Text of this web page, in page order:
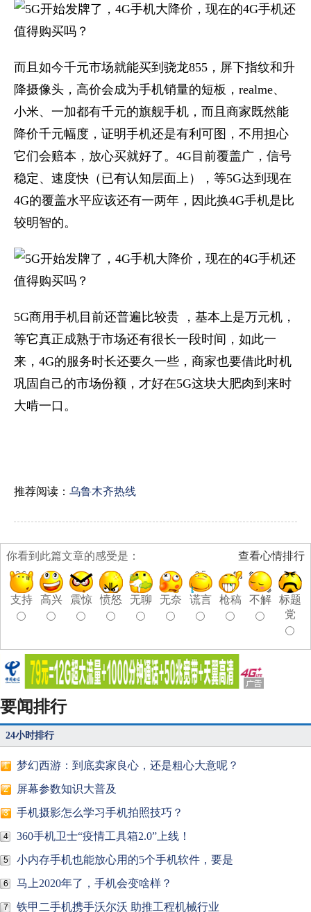
​而且如今千元市场就能买到骁龙855，屏下指纹和升
降摄像头，高价会成为手机销量的短板，realme、
小米、一加都有千元的旗舰手机，而且商家既然能
降价千元幅度，证明手机还是有利可图，不用担心
它们会赔本，放心买就好了。4G目前覆盖广，信号
稳定、速度快（已有认知层面上），等5G达到现在
4G的覆盖水平应该还有一两年，因此换4G手机是比
较明智的。
​5G商用手机目前还普遍比较贵 ，基本上是万元机，
等它真正成熟于市场还有很长一段时间，如此一
来，4G的服务时长还要久一些，商家也要借此时机
巩固自己的市场份额，才好在5G这块大肥肉到来时
大啃一口。
推荐阅读： 乌鲁木齐热线
查看心情排行
你看到此篇文章的感受是：
支持 高兴 震惊 愤怒 无聊 无奈 谎言 枪稿 不解
标题
党
要闻排行
24小时排行
1 梦幻西游：到底卖家良心，还是粗心大意呢？
2 屏幕参数知识大普及
3 手机摄影怎么学习手机拍照技巧？
4 360手机卫士“疫情工具箱2.0”上线！
5 小内存手机也能放心用的5个手机软件，要是
6 马上2020年了，手机会变啥样？
7 铁甲二手机携手沃尔沃 助推工程机械行业